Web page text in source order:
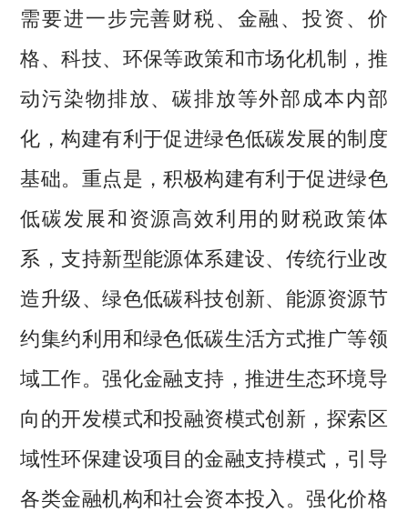
需要进一步完善财税、金融、投资、价
格、科技、环保等政策和市场化机制，推
动污染物排放、碳排放等外部成本内部
化，构建有利于促进绿色低碳发展的制度
基础。重点是，积极构建有利于促进绿色
低碳发展和资源高效利用的财税政策体
系，支持新型能源体系建设、传统行业改
造升级、绿色低碳科技创新、能源资源节
约集约利用和绿色低碳生活方式推广等领
域工作。强化金融支持，推进生态环境导
向的开发模式和投融资模式创新，探索区
域性环保建设项目的金融支持模式，引导
各类金融机构和社会资本投入。强化价格